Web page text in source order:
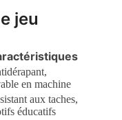
jeu
en machine
aux taches,
éducatifs